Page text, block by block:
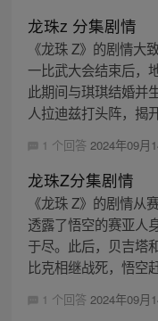
龙珠z 分集剧情
《龙珠 Z》的剧情大
一比武大会结束后，
此期间与琪琪结婚并
人拉迪兹打头阵，揭
1 个回答 2024年09月
龙珠Z分集剧情
《龙珠 Z》的剧情从
透露了悟空的赛亚人
于尽。此后，贝吉塔
比克相继战死，悟空
1 个回答 2024年09月